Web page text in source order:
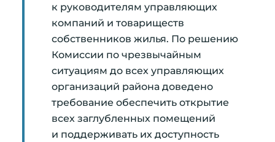
к руководителям управляющих
компаний и товариществ
собственников жилья. По решению
Комиссии по чрезвычайным
ситуациям до всех управляющих
организаций района доведено
требование обеспечить открытие
всех заглубленных помещений
и поддерживать их доступность